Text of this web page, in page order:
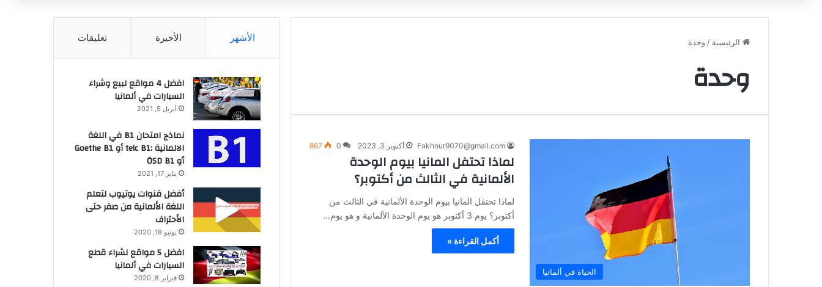
الرئيسية / وحدة
وحدة
الحياة في ألمانيا
Fakhour9070@gmail.com أكتوبر 3, 2023 0
867
لماذا تحتفل المانيا بيوم الوحدة
الألمانية في الثالث من أكتوبر؟
لماذا تحتفل المانيا بيوم الوحدة الألمانية في الثالث من
أكتوبر؟ يوم 3 أكتوبر هو يوم الوحدة الألمانية و هو يوم…
أكمل القراءة »
الأشهر الأخيرة تعليقات
افضل 4 مواقع لبيع وشراء
السيارات في ألمانيا
أبريل 5, 2021
نماذج امتحان B1 في اللغة
الالمانية :telc B1 أو Goethe B1
أو ÖSD B1
يناير 17, 2021
أفضل قنوات يوتيوب لتعلم
اللغة الألمانية من صفر حتى
الأحتراف
يونيو 18, 2020
افضل 5 مواقع لشراء قطع
السيارات في ألمانيا
فبراير 8, 2020